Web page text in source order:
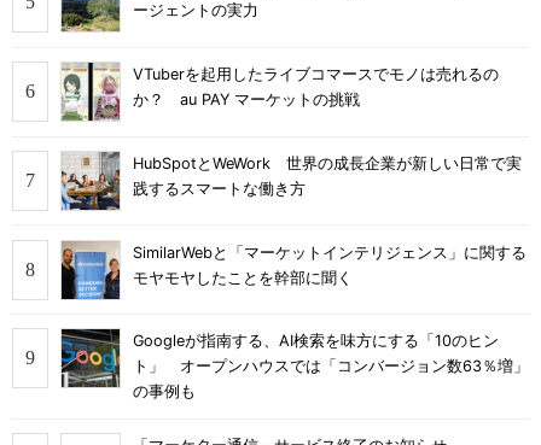
ージェントの実力
VTuberを起用したライブコマースでモノは売れるの
か？ au PAY マーケットの挑戦
HubSpotとWeWork 世界の成長企業が新しい日常で実
践するスマートな働き方
SimilarWebと「マーケットインテリジェンス」に関する
モヤモヤしたことを幹部に聞く
Googleが指南する、AI検索を味方にする「10のヒン
ト」 オープンハウスでは「コンバージョン数63％増」
の事例も